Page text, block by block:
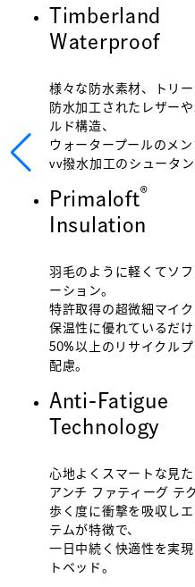
Timberland
Waterproof
様々な防水素材、トリ
防水加工されたレザー
ルド構造、
ウォータープールのメン
vv撥水加工のシュータ
Primaloft®
Insulation
羽毛のように軽くてソ
ーション。
特許取得の超微細マイ
保温性に優れているだけ
50%以上のリサイクル
配慮。
Anti-Fatigue
Technology
心地よくスマートな見
アンチ ファティーグ テ
歩く度に衝撃を吸収し
テムが特徴で、
一日中続く快適性を実
トベッド。